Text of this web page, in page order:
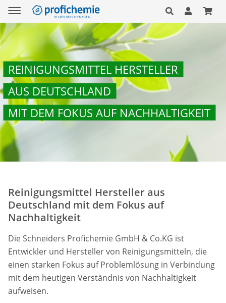
REINIGUNGSMITTEL HERSTELLER
AUS DEUTSCHLAND
MIT DEM FOKUS AUF NACHHALTIGKEIT
Reinigungsmittel Hersteller aus
Deutschland mit dem Fokus auf
Nachhaltigkeit
Die Schneiders Profichemie GmbH & Co.KG ist
Entwickler und Hersteller von Reinigungsmitteln, die
einen starken Fokus auf Problemlösung in Verbindung
mit dem heutigen Verständnis von Nachhaltigkeit
aufweisen.